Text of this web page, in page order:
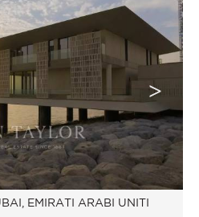
EMIRATI ARABI UNITI